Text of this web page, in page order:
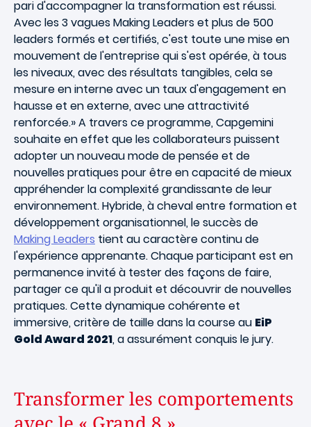
pari d'accompagner la transformation est réussi.
Avec les 3 vagues Making Leaders et plus de 500
leaders formés et certifiés, c'est toute une mise en
mouvement de l'entreprise qui s'est opérée, à tous
les niveaux, avec des résultats tangibles, cela se
mesure en interne avec un taux d'engagement en
hausse et en externe, avec une attractivité
renforcée.» A travers ce programme, Capgemini
souhaite en effet que les collaborateurs puissent
adopter un nouveau mode de pensée et de
nouvelles pratiques pour être en capacité de mieux
appréhender la complexité grandissante de leur
environnement. Hybride, à cheval entre formation et
développement organisationnel, le succès de
Making Leaders tient au caractère continu de
l'expérience apprenante. Chaque participant est en
permanence invité à tester des façons de faire,
partager ce qu'il a produit et découvrir de nouvelles
pratiques. Cette dynamique cohérente et
immersive, critère de taille dans la course au EiP
Gold Award 2021, a assurément conquis le jury.
Transformer les comportements